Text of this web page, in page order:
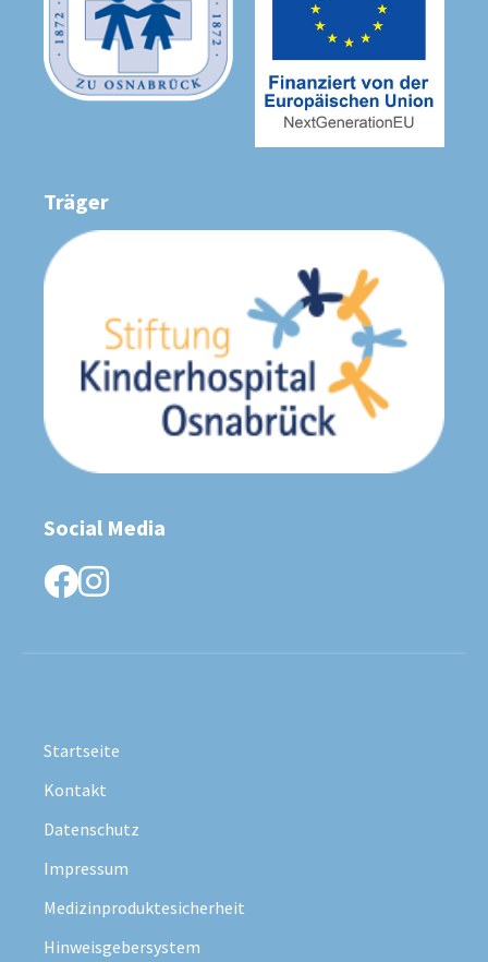
Träger
Social Media
facebook
Startseite
Kontakt
Datenschutz
Impressum
Medizinproduktesicherheit
Hinweisgebersystem